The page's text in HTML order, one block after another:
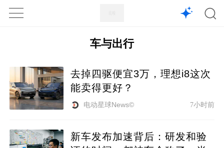
1X
车与出行
去掉四驱便宜3万，理想i8这次
能卖得更好？
电动星球News© 7小时前
新车发布加速背后：研发和验